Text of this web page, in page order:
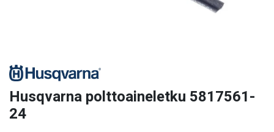
Husqvarna polttoaineletku 5817561-
24